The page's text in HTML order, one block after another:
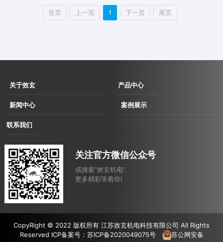
首页 上一页 1 下一页 尾页
关于效玄
企业简介
发展历程
资质荣誉
产品中心
伺服直驱拉丝
消费品
汽车
设备
新闻中心
企业动态
案例展示
合作案例
联系我们
电子地图
关注官方微信公众号
或搜索“效玄机电”
更多精彩等着你!
CopyRight © 2022 版权所有 江苏效玄机电科技有限公司 All Rights
Reserved ICP备案号： 苏ICP备2020049075号
苏公网安备